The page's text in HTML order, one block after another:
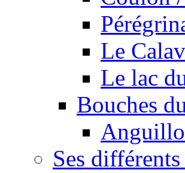
Le
Le lac
Bouches
Ses différents